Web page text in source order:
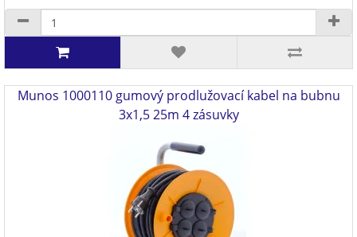
Munos 1000110 gumový prodlužovací kabel na bubnu
3x1,5 25m 4 zásuvky